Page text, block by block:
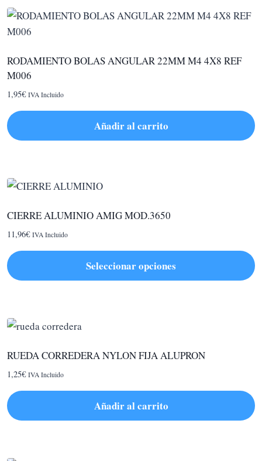
RODAMIENTO BOLAS ANGULAR 22MM M4 4X8 REF
M006
1,95€ IVA Incluido
Añadir al carrito
CIERRE ALUMINIO AMIG MOD.3650
11,96€ IVA Incluido
Seleccionar opciones
tiene
variantes.
opciones
se
pueden
RUEDA CORREDERA NYLON FIJA ALUPRON
1,25€ IVA Incluido
Añadir al carrito